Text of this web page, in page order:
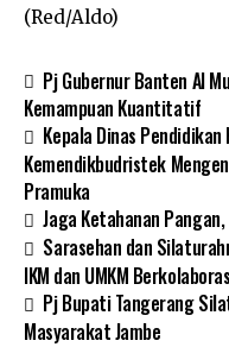
(Red/Aldo)
Pj Gubernur Banten Al
Kemampuan Kuantitatif
Kepala Dinas
Kemendikbudristek
Pramuka
Jaga Ketahanan
Sarasehan dan
IKM dan UMKM
Pj Bupati Tangerang
Masyarakat Jambe